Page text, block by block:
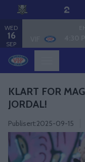
WED
16
SEP
KLART FOR
JORDAL!
Publisert:2025-09-15